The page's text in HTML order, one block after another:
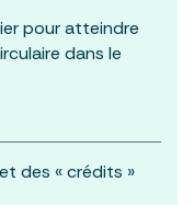
pour atteindre
dans le
des « crédits »